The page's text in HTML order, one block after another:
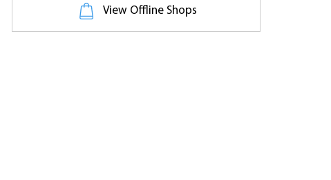
View Offline Shops